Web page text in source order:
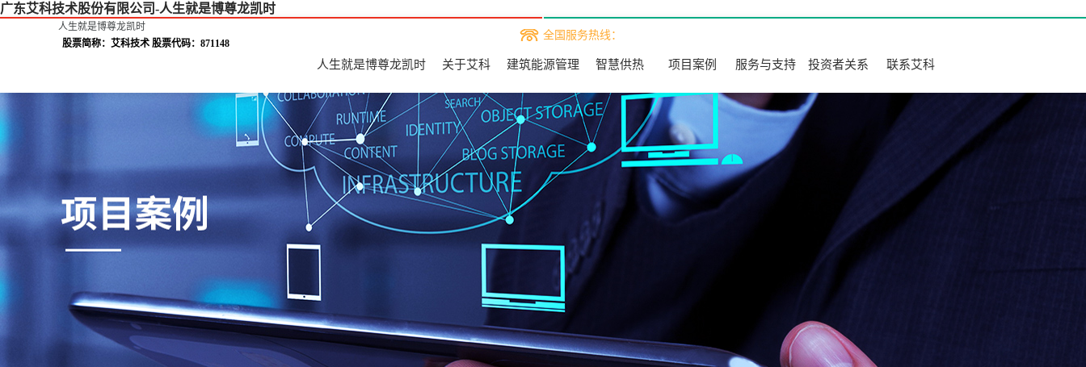
广东艾科技术股份有限公司-人生就是博尊龙凯时
人生就是博尊龙凯时
股票简称：艾科技术 股票代码：871148
全国服务热线：
人生就是博尊龙凯时 关于艾科 建筑能源管理 智慧供热 项目案例 服务与支持 投资者关系 联系艾科